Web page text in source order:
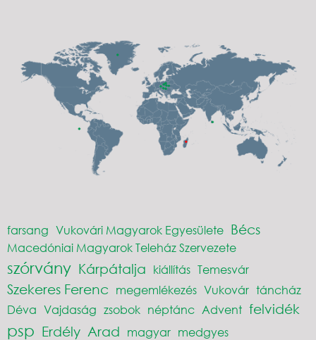
farsang Vukovári Magyarok Egyesülete Bécs
Macedóniai Magyarok Teleház Szervezete
szórvány Kárpátalja kiállítás Temesvár
Szekeres Ferenc megemlékezés Vukovár táncház
Déva Vajdaság zsobok néptánc Advent felvidék
psp Erdély Arad magyar medgyes